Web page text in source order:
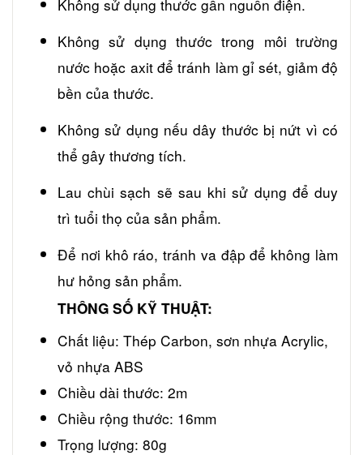
Không sử dụng thước gần nguồn điện.
Không sử dụng thước trong môi trường
nước hoặc axit để tránh làm gỉ sét, giảm độ
bền của thước.
Không sử dụng nếu dây thước bị nứt vì có
thể gây thương tích.
Lau chùi sạch sẽ sau khi sử dụng để duy
trì tuổi thọ của sản phẩm.
Để nơi khô ráo, tránh va đập để không làm
hư hỏng sản phẩm.
THÔNG SỐ KỸ THUẬT:
Chất liệu: Thép Carbon, sơn nhựa Acrylic,
vỏ nhựa ABS
Chiều dài thước: 2m
Chiều rộng thước: 16mm
Trọng lượng: 80g